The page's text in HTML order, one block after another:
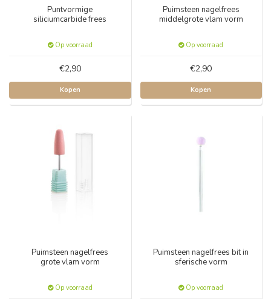
Puntvormige
siliciumcarbide frees
Op voorraad
€2,90
Kopen
Puimsteen nagelfrees
middelgrote vlam vorm
Op voorraad
€2,90
Kopen
Puimsteen nagelfrees
grote vlam vorm
Op voorraad
Puimsteen nagelfrees bit in
sferische vorm
Op voorraad